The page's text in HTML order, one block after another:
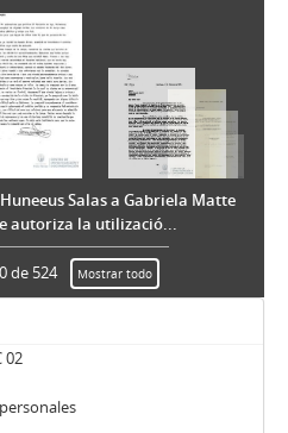
Aubel
Salas a Gabriela Matte
autoriza la utilizació...
de 524 Mostrar todo
02